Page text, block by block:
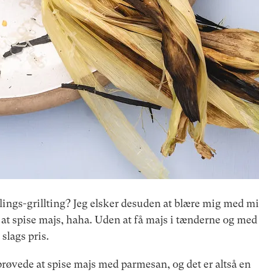
grillting? Jeg elsker desuden at blære mig med
spise majs, haha. Uden at få majs i tænderne og med
pris.
at spise majs med parmesan, og det er altså en